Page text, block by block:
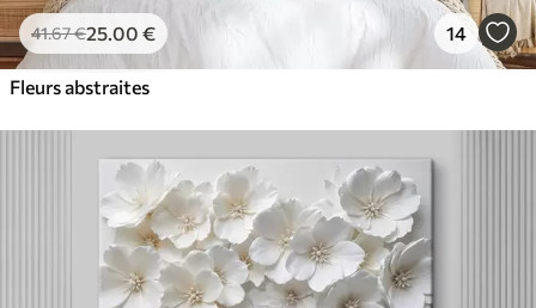
41.67€25.00 € 14
Fleurs abstraites